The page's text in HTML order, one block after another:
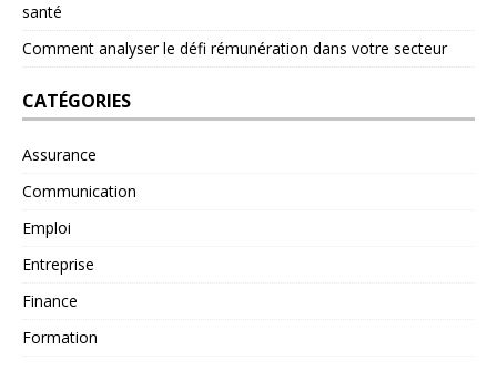
santé
Comment analyser le défi rémunération dans votre secteur
CATÉGORIES
Assurance
Communication
Emploi
Entreprise
Finance
Formation